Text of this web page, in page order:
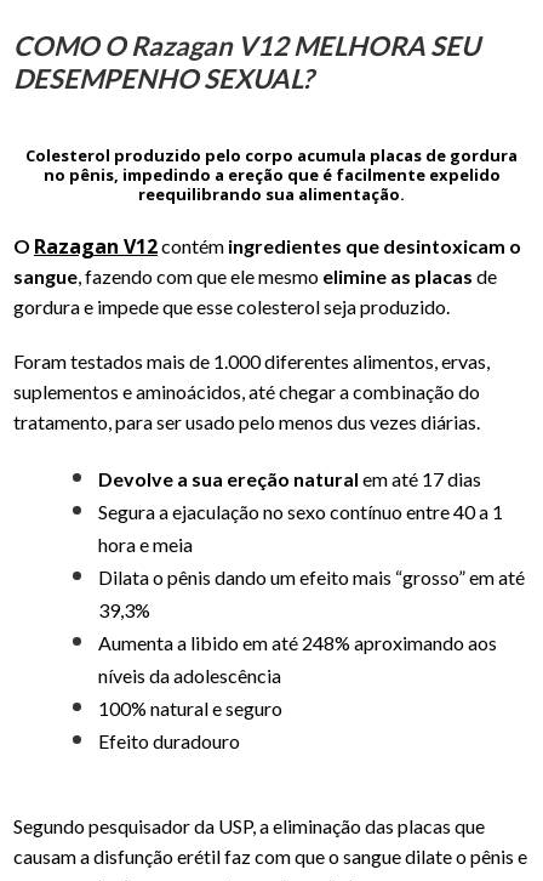
COMO O Razagan V12 MELHORA SEU
DESEMPENHO SEXUAL?
Colesterol produzido pelo corpo acumula placas de gordura
no pênis, impedindo a ereção que é facilmente expelido
reequilibrando sua alimentação.
O Razagan V12contém ingredientes que desintoxicam o
sangue , fazendo com que ele mesmo elimine as placas de
gordura e impede que esse colesterol seja produzido.
Foram testados mais de 1.000 diferentes alimentos, ervas,
suplementos e aminoácidos, até chegar a combinação do
tratamento, para ser usado pelo menos dus vezes diárias.
Devolve a sua ereção natural em até 17 dias
Segura a ejaculação no sexo contínuo entre 40 a 1
hora e meia
Dilata o pênis dando um efeito mais “grosso” em até
39,3%
Aumenta a libido em até 248% aproximando aos
níveis da adolescência
100% natural e seguro
Efeito duradouro
Segundo pesquisador da USP, a eliminação das placas que
causam a disfunção erétil faz com que o sangue dilate o pênis e